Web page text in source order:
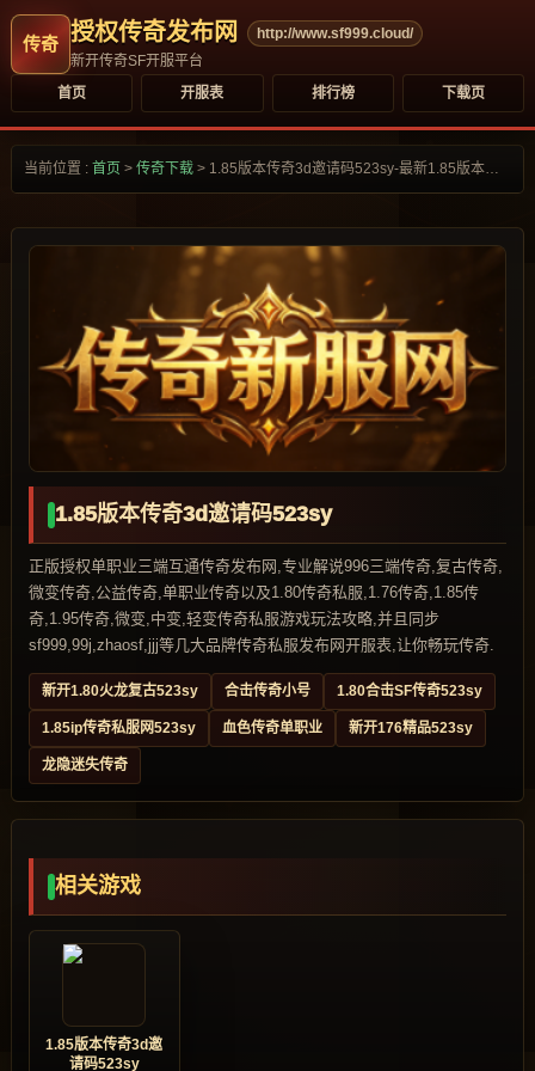
授权传奇发布网
http://www.sf999.cloud/
新开传奇SF开服平台
首页
开服表 排行榜 下载页
当前位置 : 首页 > 传奇下载 > 1.85版本传奇3d邀请码523sy-最新1.85版本传奇3d邀请码523sy合集大全-
1.85版本传奇3d邀请码523sy
正版授权单职业三端互通传奇发布网,专业解说996三端传奇,复古传奇,
微变传奇,公益传奇,单职业传奇以及1.80传奇私服,1.76传奇,1.85传
奇,1.95传奇,微变,中变,轻变传奇私服游戏玩法攻略,并且同步
sf999,99j,zhaosf,jjj等几大品牌传奇私服发布网开服表,让你畅玩传奇.
新开1.80火龙复古523sy 合击传奇小号 1.80合击SF传奇523sy
1.85ip传奇私服网523sy 血色传奇单职业 新开176精品523sy
龙隐迷失传奇
相关游戏
1.85版本传奇3d邀
请码523sy